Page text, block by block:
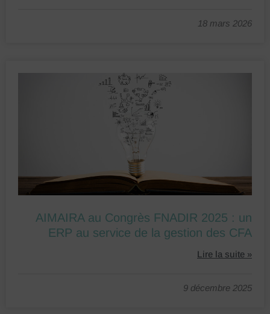
18 mars 2026
AIMAIRA au Congrès FNADIR 2025 : un
ERP au service de la gestion des CFA
Lire la suite »
9 décembre 2025